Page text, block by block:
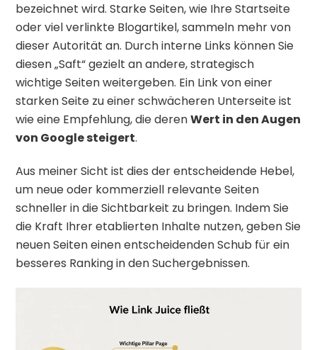
bezeichnet wird. Starke Seiten, wie Ihre Startseite
oder viel verlinkte Blogartikel, sammeln mehr von
dieser Autorität an. Durch interne Links können Sie
diesen „Saft“ gezielt an andere, strategisch
wichtige Seiten weitergeben. Ein Link von einer
starken Seite zu einer schwächeren Unterseite ist
wie eine Empfehlung, die derenWert in den Augen
von Google steigert.
Aus meiner Sicht ist dies der entscheidende Hebel,
um neue oder kommerziell relevante Seiten
schneller in die Sichtbarkeit zu bringen. Indem Sie
die Kraft Ihrer etablierten Inhalte nutzen, geben Sie
neuen Seiten einen entscheidenden Schub für ein
besseres Ranking in den Suchergebnissen.